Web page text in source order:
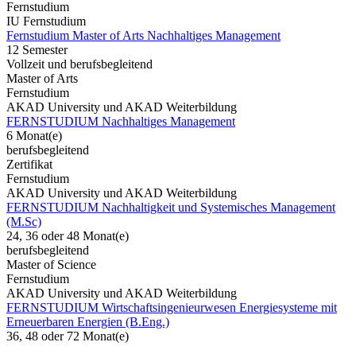
Fernstudium
IU Fernstudium
Fernstudium Master of Arts Nachhaltiges Management
12 Semester
Vollzeit und berufsbegleitend
Master of Arts
Fernstudium
AKAD University und AKAD Weiterbildung
FERNSTUDIUM Nachhaltiges Management
6 Monat(e)
berufsbegleitend
Zertifikat
Fernstudium
AKAD University und AKAD Weiterbildung
FERNSTUDIUM Nachhaltigkeit und Systemisches Management
(M.Sc)
24, 36 oder 48 Monat(e)
berufsbegleitend
Master of Science
Fernstudium
AKAD University und AKAD Weiterbildung
FERNSTUDIUM Wirtschaftsingenieurwesen Energiesysteme mit
Erneuerbaren Energien (B.Eng.)
36, 48 oder 72 Monat(e)